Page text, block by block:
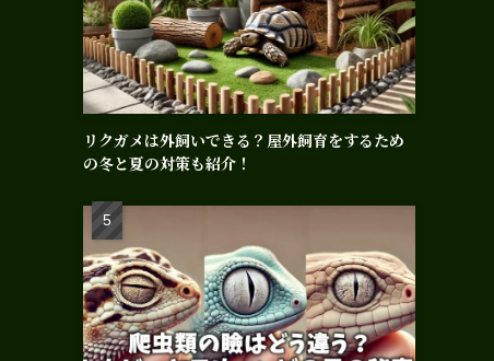
リクガメは外飼いできる？屋外飼育をするため
の冬と夏の対策も紹介！